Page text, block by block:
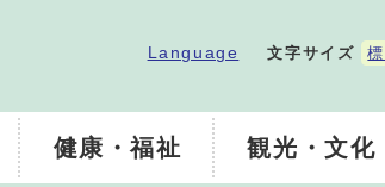
Language 文字サイズ
健康・福祉 観光・文化